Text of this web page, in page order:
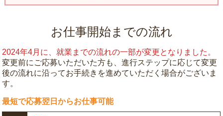
お仕事開始までの流れ
2024年4月に、就業までの流れの一部が変更となりました。
変更前にご応募いただいた方も、進行ステップに応じて変更
後の流れに沿ってお手続きを進めていただく場合がございま
す。
最短で応募翌日からお仕事可能